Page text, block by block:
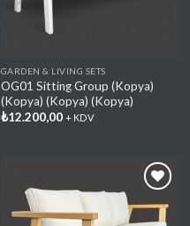
GARDEN & LIVING SETS
OG01 Sitting Group (Kopya)
(Kopya) (Kopya) (Kopya)
₺12.200,00 + KDV